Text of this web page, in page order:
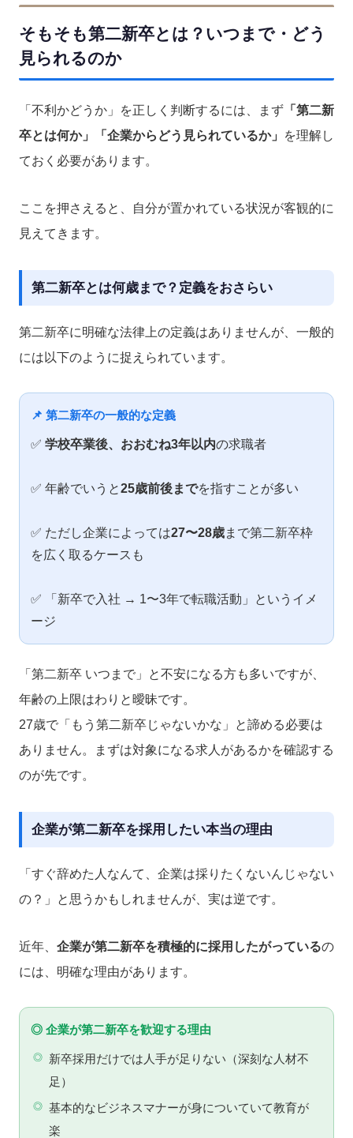
そもそも第二新卒とは？いつまで・どう
見られるのか
「不利かどうか」を正しく判断するには、まず 「第二新
卒とは何か」「企業からどう見られているか」
を理解し
ておく必要があります。
ここを押さえると、自分が置かれている状況が客観的に
見えてきます。
第二新卒とは何歳まで？定義をおさらい
第二新卒に明確な法律上の定義はありませんが、一般的
には以下のように捉えられています。
📌 第二新卒の一般的な定義
✅ 学校卒業後、おおむね3年以内の求職者
✅ 年齢でいうと25歳前後までを指すことが多い
✅ ただし企業によっては27〜28歳まで第二新卒枠
を広く取るケースも
✅ 「新卒で入社 → 1〜3年で転職活動」というイメ
ージ
「第二新卒 いつまで」と不安になる方も多いですが、
年齢の上限はわりと曖昧です。
27歳で「もう第二新卒じゃないかな」と諦める必要は
ありません。まずは対象になる求人があるかを確認する
のが先です。
企業が第二新卒を採用したい本当の理由
「すぐ辞めた人なんて、企業は採りたくないんじゃない
の？」と思うかもしれませんが、実は逆です。
近年、 企業が第二新卒を積極的に採用したがっているの
には、明確な理由があります。
◎ 企業が第二新卒を歓迎する理由
新卒採用だけでは人手が足りない（深刻な人材不
足）
基本的なビジネスマナーが身についていて教育が
楽